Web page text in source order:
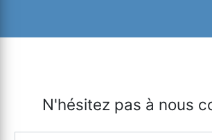
N'hésitez pas à nous